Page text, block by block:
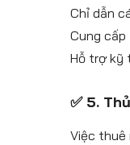
Chỉ dẫn
Cung cấp
Hỗ trợ kỹ
✅ 5.
Việc thuê